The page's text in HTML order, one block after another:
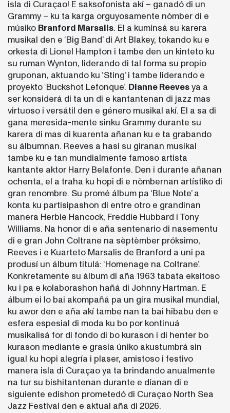
isla di Curaçao! E saksofonista akí – ganadó di un
Grammy – ku ta karga orguyosamente nòmber di e
músiko Branford Marsalis. El a kuminsá su karera
musikal den e ‘Big Band’ di Art Blakey, tokando ku e
orkesta di Lionel Hampton i tambe den un kinteto ku
su ruman Wynton, liderando di tal forma su propio
gruponan, aktuando ku ‘Sting’ i tambe liderando e
proyekto ‘Buckshot Lefonque’. Dianne Reevesya a
ser konsiderá di ta un di e kantantenan di jazz mas
virtuoso i versátil den e género musikal akí. El a sa di
gana meresida-mente sinku Grammy durante su
karera di mas di kuarenta añanan ku e ta grabando
su álbumnan. Reeves a hasi su giranan musikal
tambe ku e tan mundialmente famoso artista
kantante aktor Harry Belafonte. Den i durante añanan
ochenta, el a traha ku hopi di e nòmbernan artístiko di
gran renombre. Su promé álbum pa ‘Blue Note’ a
konta ku partisipashon di entre otro e grandinan
manera Herbie Hancock, Freddie Hubbard i Tony
Williams. Na honor di e aña sentenario di nasementu
di e gran John Coltrane na sèptèmber próksimo,
Reeves i e Kuarteto Marsalis de Branford a uni pa
produsí un álbum titulá: ‘Homenage na Coltrane’.
Konkretamente su álbum di aña 1963 tabata eksitoso
ku i pa e kolaborashon hañá di Johnny Hartman. E
álbum ei lo bai akompañá pa un gira musikal mundial,
ku awor den e aña akí tambe nan ta bai hibabu den e
esfera espesial di moda ku bo por kontinuá
musikalisá for di fondo di bo kurason i di henter bo
kurason mediante e grasia úniko akustumbrá sin
igual ku hopi alegría i plaser, amistoso i festivo
manera isla di Curaçao ya ta brindando anualmente
na tur su bishitantenan durante e díanan di e
siguiente edishon prometedó di Curaçao North Sea
Jazz Festival den e aktual aña di 2026.